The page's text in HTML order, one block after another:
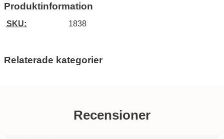
Produktinformation
SKU: 1838
Relaterade kategorier
Recensioner